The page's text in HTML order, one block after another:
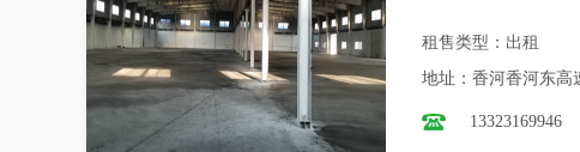
租售类型：出租
地址：香河香河东高
13323169946